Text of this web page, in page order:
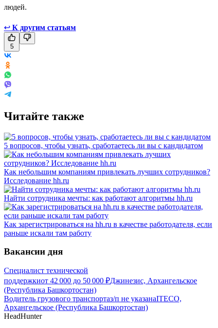
людей.
↩ К другим статьям
5
Читайте также
5 вопросов, чтобы узнать, сработаетесь ли вы с кандидатом
Как небольшим компаниям привлекать лучших сотрудников?
Исследование hh.ru
Найти сотрудника мечты: как работают алгоритмы hh.ru
Как зарегистрироваться на hh.ru в качестве работодателя, если
раньше искали там работу
Вакансии дня
Специалист технической
поддержкиот 42 000 до 50 000 ₽Джинезис, Архангельское
(Республика Башкортостан)
Водитель грузового транспортаз/п не указанаITECO,
Архангельское (Республика Башкортостан)
HeadHunter